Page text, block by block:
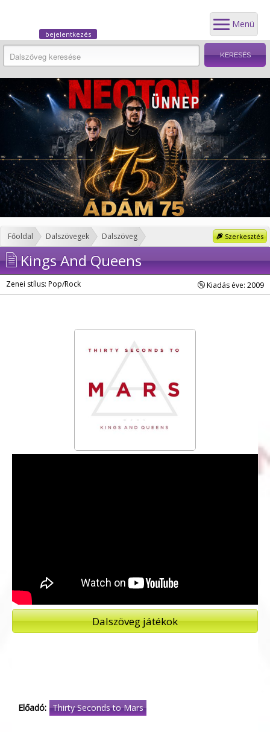
Menü
bejelentkezés
Szerkesztés
Főoldal Dalszövegek Dalszöveg
Kings And Queens
Zenei stílus: Pop/Rock Kiadás éve: 2009
Dalszöveg játékok
Előadó: Thirty Seconds to Mars